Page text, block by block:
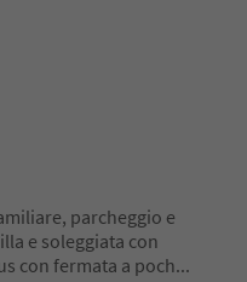
parcheggio e
e soleggiata con
con fermata a poch...